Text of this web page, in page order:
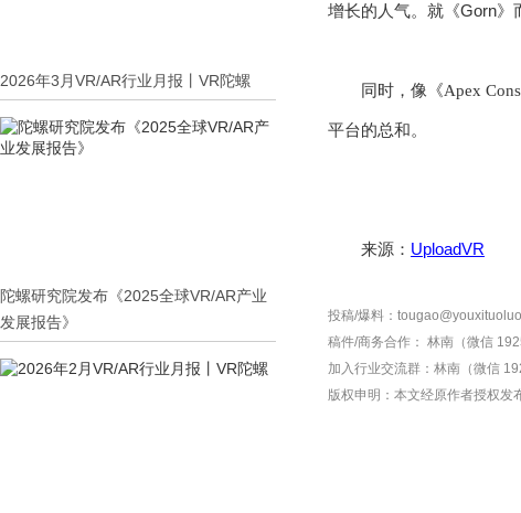
2026年3月VR/AR行业月报丨VR陀螺
陀螺研究院发布《2025全球VR/AR产业
发展报告》
增长的人气。就 《Gorn》
同时，像《Apex
平台的总和。
来源： UploadVR
投稿/爆料：
稿件/商务合作： 林南（微信
加入行业交流群： 林南（微信
版权申明：本文经原作者授权